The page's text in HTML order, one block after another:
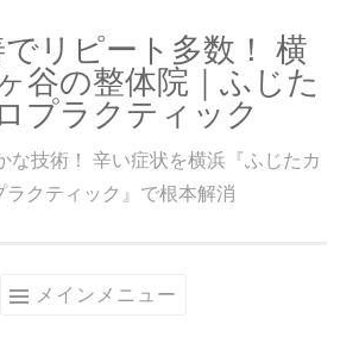
リピート多数！ 横
谷の整体院｜ふじた
プラクティック
な技術！ 辛い症状を横浜『ふじたカ
ラクティック』で根本解消
メインメニュー